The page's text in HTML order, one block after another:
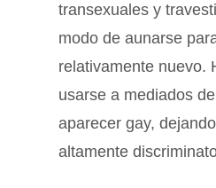
transexuales y
modo de aunarse
relativamente nuevo.
usarse a mediados
aparecer gay,
altamente